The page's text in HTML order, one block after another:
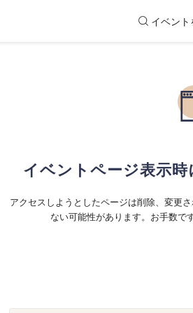
イベント
イベントページ表示時
アクセスしようとしたページは削除、変更
ない可能性があります。お手数で